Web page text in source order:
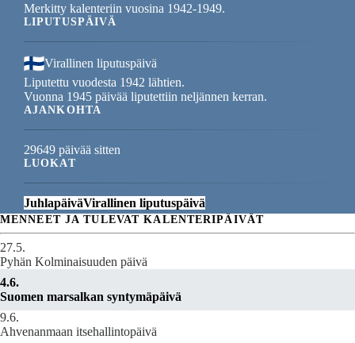
Merkitty kalenteriin vuosina 1942-1949.
LIPUTUSPÄIVÄ
Virallinen liputuspäivä
Liputettu vuodesta 1942 lähtien.
Vuonna 1945 päivää liputettiin neljännen kerran.
AJANKOHTA
29649 päivää sitten
LUOKAT
JuhlapäiväVirallinen liputuspäivä
MENNEET JA TULEVAT KALENTERIPÄIVÄT
27.5.
Pyhän Kolminaisuuden päivä
4.6.
Suomen marsalkan syntymäpäivä
9.6.
Ahvenanmaan itsehallintopäivä